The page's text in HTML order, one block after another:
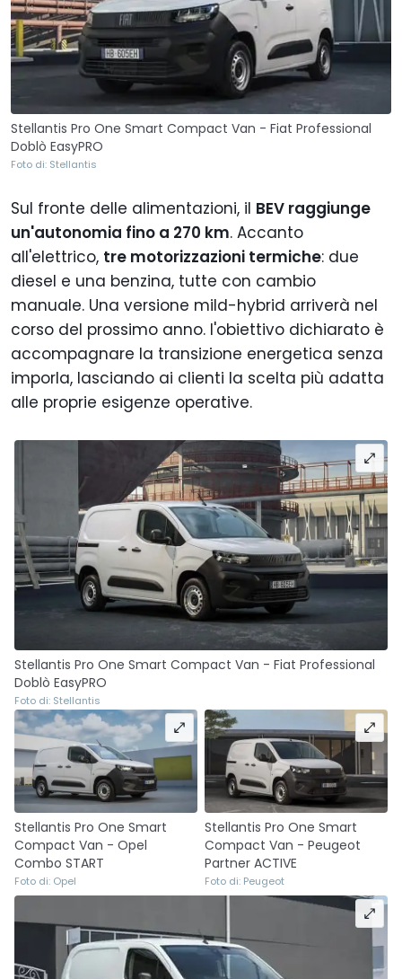
Stellantis Pro One Smart Compact Van - Fiat Professional
Doblò EasyPRO
Foto di: Stellantis
Sul fronte delle alimentazioni, il BEV raggiunge
un'autonomia fino a 270 km. Accanto
all'elettrico, tre motorizzazioni termiche: due
diesel e una benzina, tutte con cambio
manuale. Una versione mild-hybrid arriverà nel
corso del prossimo anno. l'obiettivo dichiarato è
accompagnare la transizione energetica senza
imporla, lasciando ai clienti la scelta più adatta
alle proprie esigenze operative.
Stellantis Pro One Smart Compact Van - Fiat Professional
Doblò EasyPRO
Foto di: Stellantis
Stellantis Pro One Smart
Compact Van - Opel
Combo START
Foto di: Opel
Stellantis Pro One Smart
Compact Van - Peugeot
Partner ACTIVE
Foto di: Peugeot